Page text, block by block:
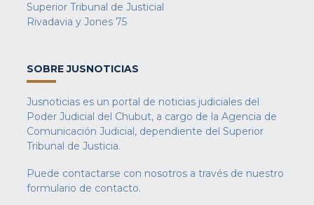
Superior Tribunal de Justicial
Rivadavia y Jones 75
SOBRE JUSNOTICIAS
Jusnoticias es un portal de noticias judiciales del
Poder Judicial del Chubut, a cargo de la Agencia de
Comunicación Judicial, dependiente del Superior
Tribunal de Justicia.
Puede contactarse con nosotros a través de nuestro
formulario de contacto.